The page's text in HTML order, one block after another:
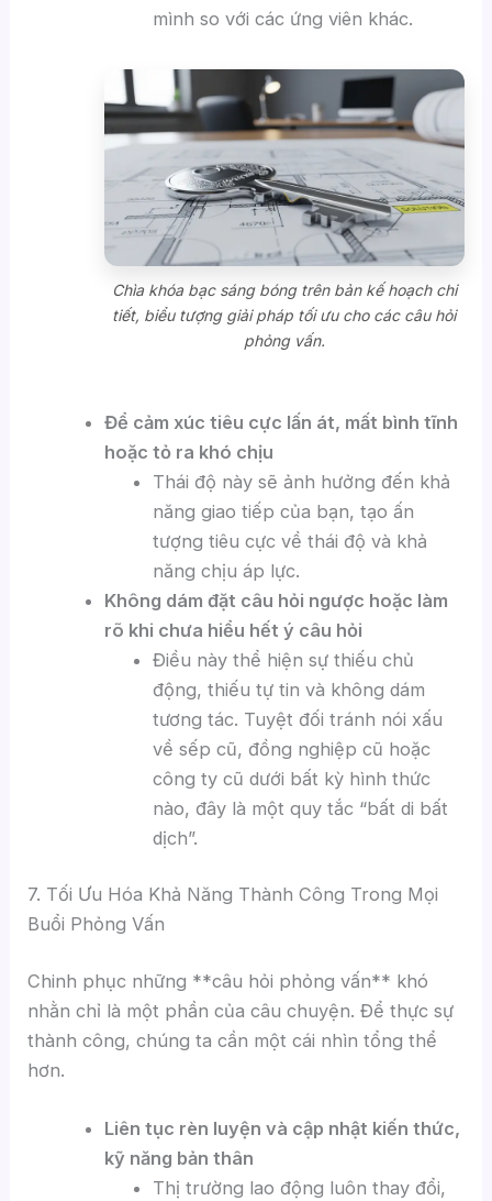
mình so với các ứng viên khác.
Chìa khóa bạc sáng bóng trên bản kế hoạch chi
tiết, biểu tượng giải pháp tối ưu cho các câu hỏi
phỏng vấn.
Để cảm xúc tiêu cực lấn át, mất bình tĩnh
hoặc tỏ ra khó chịu
Thái độ này sẽ ảnh hưởng đến khả
năng giao tiếp của bạn, tạo ấn
tượng tiêu cực về thái độ và khả
năng chịu áp lực.
Không dám đặt câu hỏi ngược hoặc làm
rõ khi chưa hiểu hết ý câu hỏi
Điều này thể hiện sự thiếu chủ
động, thiếu tự tin và không dám
tương tác. Tuyệt đối tránh nói xấu
về sếp cũ, đồng nghiệp cũ hoặc
công ty cũ dưới bất kỳ hình thức
nào, đây là một quy tắc “bất di bất
dịch”.
7. Tối Ưu Hóa Khả Năng Thành Công Trong Mọi
Buổi Phỏng Vấn
Chinh phục những **câu hỏi phỏng vấn** khó
nhằn chỉ là một phần của câu chuyện. Để thực sự
thành công, chúng ta cần một cái nhìn tổng thể
hơn.
Liên tục rèn luyện và cập nhật kiến thức,
kỹ năng bản thân
Thị trường lao động luôn thay đổi,